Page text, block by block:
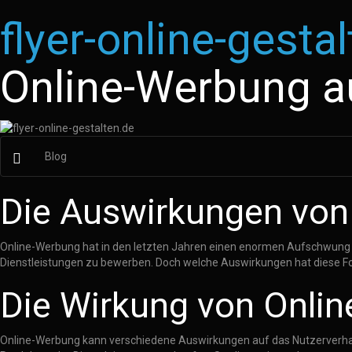
flyer-online-
Online-Werbung
Blog
Die Auswirkungen
Online-Werbung hat in den letzten Jahren einen enormen
Dienstleistungen zu bewerben. Doch welche Auswirkungen hat diese
Die Wirkung von
Online-Werbung kann verschiedene Auswirkungen auf das